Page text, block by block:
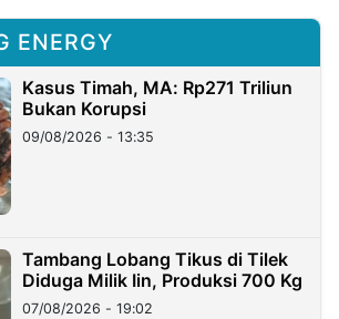
ENERGY
Kasus Timah, MA: Rp271 Triliun
Bukan Korupsi
09/08/2026 - 13:35
Tambang Lobang Tikus di Tilek
Diduga Milik Iin, Produksi 700 Kg
07/08/2026 - 19:02